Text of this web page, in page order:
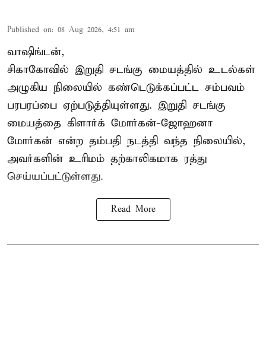
Published on: 08 Aug 2026, 4:51 am
வாஷிங்டன்,
சிகாகோவில் இறுதி சடங்கு மையத்தில் உடல்கள்
அழுகிய நிலையில் கண்டெடுக்கப்பட்ட சம்பவம்
பரபரப்பை ஏற்படுத்தியுள்ளது. இறுதி சடங்கு
மையத்தை கிளார்க் மோர்கன்-ஜோஹனா
மோர்கன் என்ற தம்பதி நடத்தி வந்த நிலையில்,
அவர்களின் உரிமம் தற்காலிகமாக ரத்து
செய்யப்பட்டுள்ளது.
Read More